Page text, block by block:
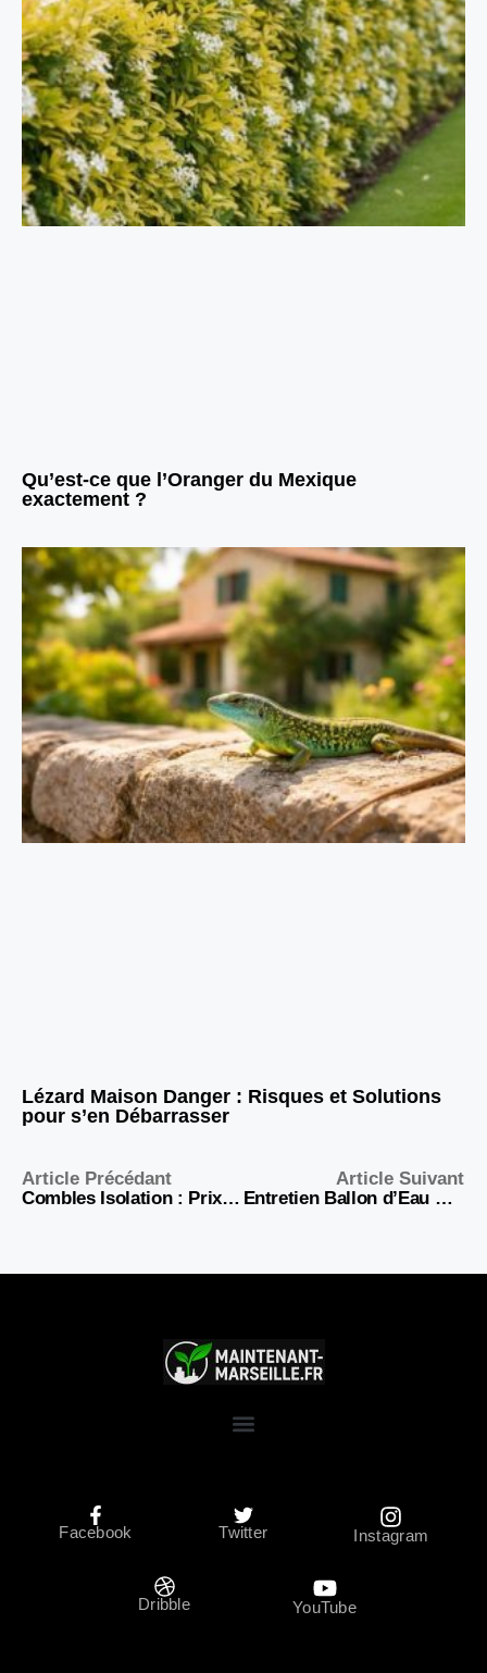
Qu’est-ce que l’Oranger du Mexique
exactement ?
Lézard Maison Danger : Risques et Solutions
pour s’en Débarrasser
Article Précédant
Combles Isolation : Prix, Aides 2026 et Artisans RGE
Article Suivant
Entretien Ballon d’Eau Chaude : Guide Complet et Astuces 2026
Facebook Twitter Instagram
Dribble YouTube